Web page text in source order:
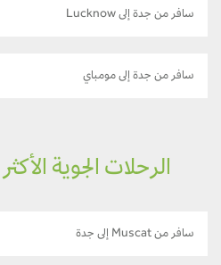
سافر من جدة إلى Lucknow
سافر من جدة إلى مومباي
الرحلات الجوية
سافر من Muscat إلى جدة